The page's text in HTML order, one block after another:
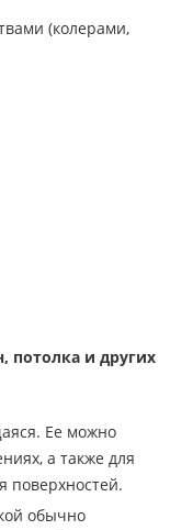
(колерами,
потолка и других
Ее можно
а также для
поверхностей.
обычно